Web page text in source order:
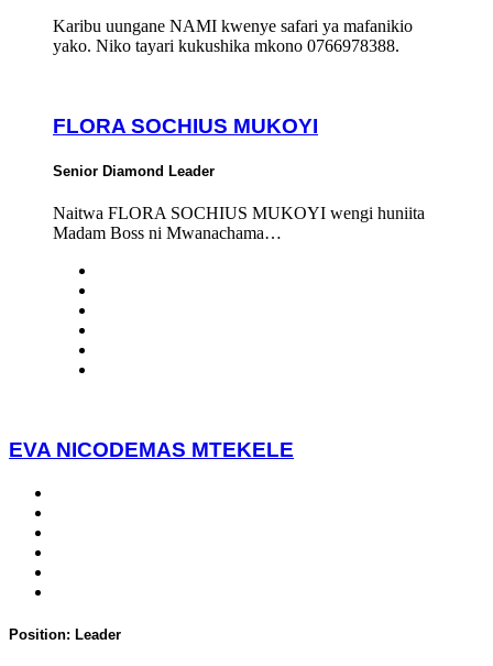
Karibu uungane NAMI kwenye safari ya mafanikio
yako. Niko tayari kukushika mkono 0766978388.
FLORA SOCHIUS MUKOYI
Senior Diamond Leader
Naitwa FLORA SOCHIUS MUKOYI wengi huniita
Madam Boss ni Mwanachama…
EVA NICODEMAS MTEKELE
Position: Leader